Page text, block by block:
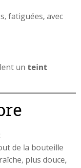
fatiguées, avec
un teint
de la bouteille
plus douce,